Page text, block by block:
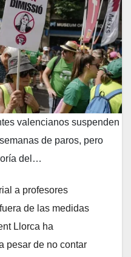
valencianos suspenden
de paros, pero
del…
a profesores
de las medidas
Llorca ha
pesar de no contar